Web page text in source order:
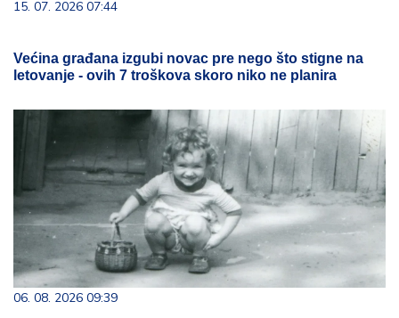
15. 07. 2026 07:44
Većina građana izgubi novac pre nego što stigne na
letovanje - ovih 7 troškova skoro niko ne planira
06. 08. 2026 09:39